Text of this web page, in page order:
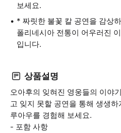
보세요.
* 짜릿한 불꽃 칼 공연을 감상
폴리네시아 전통이 어우러진
입니다.
상품설명
오아후의 잊혀진 영웅들의 이야
고 잊지 못할 공연을 통해 생생
루아우를 경험해 보세요.
- 포함 사항